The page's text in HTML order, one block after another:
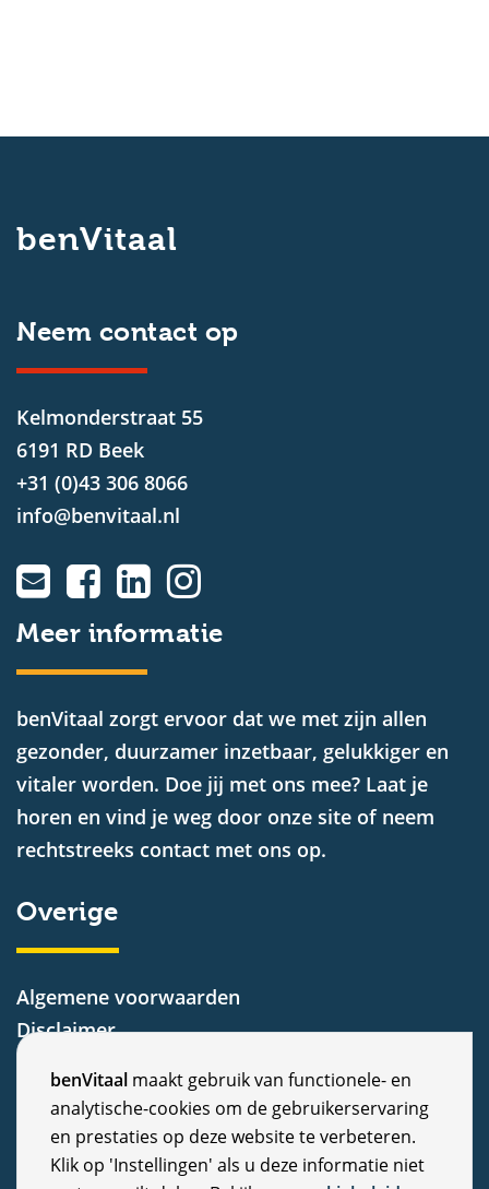
C
o
o
benVitaal maakt gebruik van functionele- en
analytische-cookies om de gebruikerservaring
en prestaties op deze website te verbeteren.
Klik op 'Instellingen' als u deze informatie niet
benVitaal
Neem contact op
Kelmonderstraat 55
6191 RD Beek
+31 (0)43 306 8066
info@benvitaal.nl
Meer informatie
benVitaal zorgt ervoor dat we met zijn allen
gezonder, duurzamer inzetbaar, gelukkiger en
vitaler worden. Doe jij met ons mee? Laat je
horen en vind je weg door onze site of neem
rechtstreeks contact met ons op.
Overige
Algemene voorwaarden
Disclaimer
Cookiebeleid
Nieuws
Vacatures